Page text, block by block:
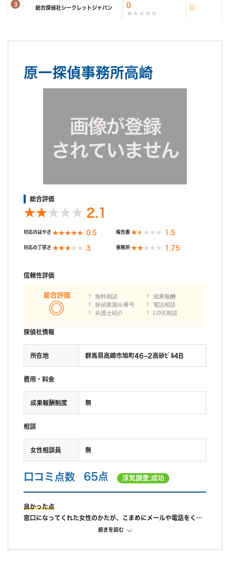
(他社２～３年に１回買い替え)
「明朗会計」がモットー。 あとから請求は時間延長
以外一切なし！
ご希望の日程を選んで無料相談！
水 木 金 土 日 月
8/11 8/12
8/13 8/14
8/15 8/16 8/17 8/18
3
総合探偵社シークレットジャパン 0
原一探偵事務所高崎
総合評価
2.1
対応のはやさ 0.5 報告書 1.5
対応の丁寧さ 3 事務所 1.75
信頼性評価
総合評価
無料相談
探偵業届出番号
弁護士紹介
成果報酬
電話相談
LINE相談
探偵社情報
所在地 群馬県高崎市旭町46−2高砂ﾋﾞﾙ4B
費用・料金
成果報酬制度 無
相談
女性相談員 無
口コミ点数 65点 浮気調査:成功
良かった点
窓口になってくれた女性のかたが、こまめにメールや電話をくれ
て、親身になって対応してくれたのが一番良かったです。
が、親切に対応していただきとても安心できました。
続きを読む